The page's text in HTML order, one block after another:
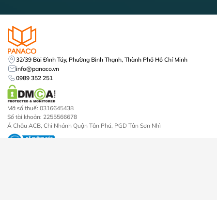
32/39 Bùi Đình Túy, Phường Bình Thạnh, Thành Phố Hồ Chí Minh
info@panaco.vn
0989 352 251
Mã số thuế: 0316645438
Số tài khoản: 2255566678
Á Châu ACB, Chi Nhánh Quận Tân Phú, PGD Tân Sơn Nhì